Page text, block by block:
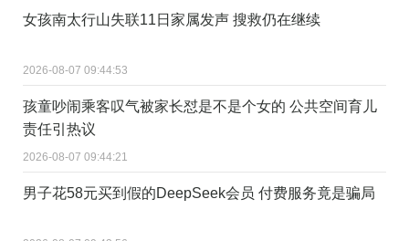
女孩南太行山失联11日家属发声 搜救仍在继续
2026-08-07 09:44:53
孩童吵闹乘客叹气被家长怼是不是个女的 公共空间育儿
责任引热议
2026-08-07 09:44:21
男子花58元买到假的DeepSeek会员 付费服务竟是骗局